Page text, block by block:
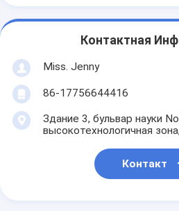
Контактная
Miss. Jenny
86-17756644416
Здание 3, бульвар науки
высокотехнологичная
Контакт